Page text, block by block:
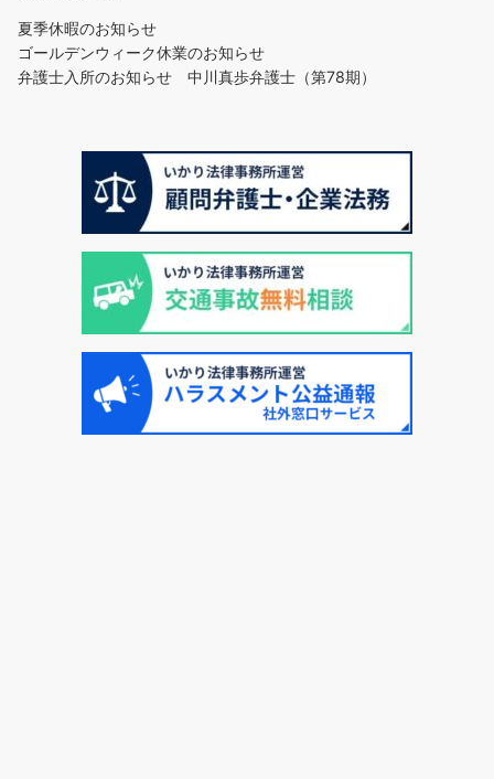
夏季休暇のお知らせ
ゴールデンウィーク休業のお知らせ
弁護士入所のお知らせ 中川真歩弁護士（第78期）